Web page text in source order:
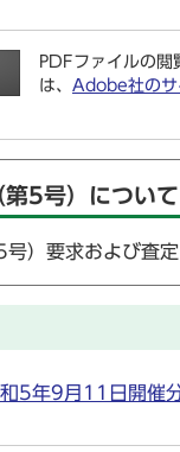
PDFファイルの
は、 Adobe社のサ
5号）について
）要求および査定
和5年9月11日開催